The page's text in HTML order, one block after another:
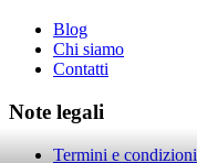
Blog
Chi siamo
Contatti
Note legali
Termini e condizioni